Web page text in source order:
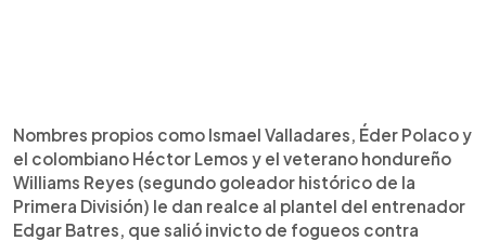
Nombres propios como Ismael Valladares, Éder Polaco y
el colombiano Héctor Lemos y el veterano hondureño
Williams Reyes (segundo goleador histórico de la
Primera División) le dan realce al plantel del entrenador
Edgar Batres, que salió invicto de fogueos contra